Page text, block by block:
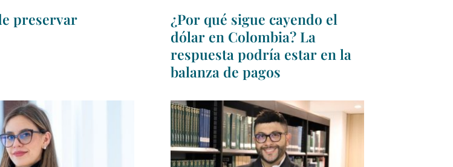
preservar
¿Por qué sigue cayendo el
dólar en Colombia? La
respuesta podría estar en la
balanza de pagos